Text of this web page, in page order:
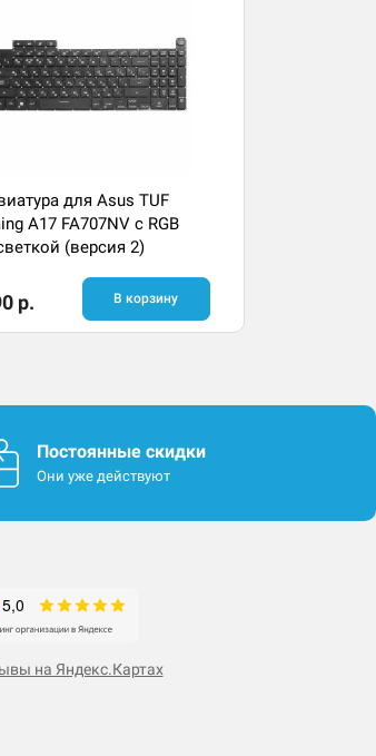
для Asus TUF
A17 FA707NV с RGB
(версия 2)
р. В корзину
Постоянные скидки
Они уже действуют
на Яндекс.Картах